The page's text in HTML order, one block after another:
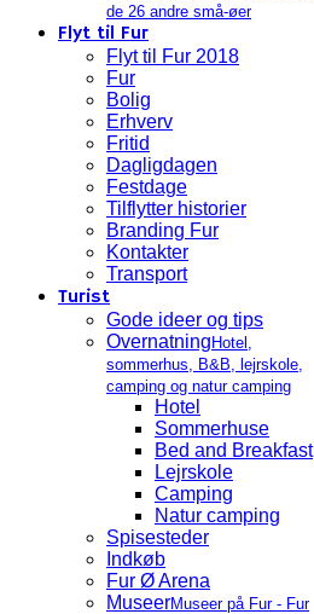
de 26 andre små-øer
Flyt til Fur
Flyt til Fur 2018
Fur
Bolig
Erhverv
Fritid
Dagligdagen
Festdage
Tilflytter historier
Branding Fur
Kontakter
Transport
Turist
Gode ideer og tips
Overnatning Hotel,
sommerhus, B&B, lejrskole,
camping og natur camping
Hotel
Sommerhuse
Bed and Breakfast
Lejrskole
Camping
Natur camping
Spisesteder
Indkøb
Fur Ø Arena
MuseerMuseer på Fur - Fur